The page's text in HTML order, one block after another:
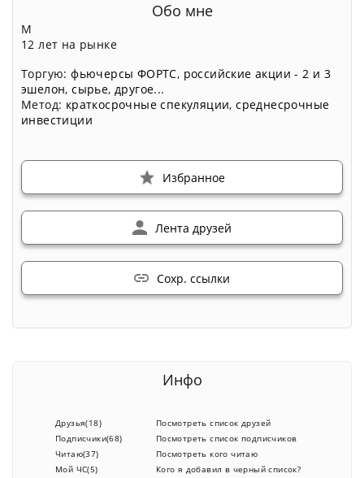
Обо мне
М
12 лет на рынке
Торгую:фьючерсы ФОРТС, российские акции - 2 и 3
эшелон,сырье,другое...
Метод: краткосрочные спекуляции,среднесрочные
инвестиции
Избранное
Лента друзей
Сохр. ссылки
Инфо
Друзья(18)
Подписчики(68)
Читаю(37)
Мой ЧС(5)
Посмотреть список друзей
Посмотреть список подписчиков
Посмотреть кого читаю
Кого я добавил в черный список?